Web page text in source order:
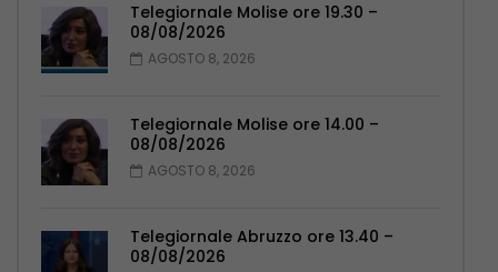
Telegiornale Molise ore 19.30 –
08/08/2026
AGOSTO 8, 2026
Telegiornale Molise ore 14.00 –
08/08/2026
AGOSTO 8, 2026
Telegiornale Abruzzo ore 13.40 –
08/08/2026